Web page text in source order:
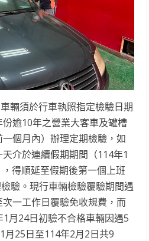
輛須於行車執照指定檢驗日期
逾10年之營業大客車及罐槽
個月內）辦理定期檢驗，如
介於連續假期期間（114年1
得順延至假期後第一個上班
驗。現行車輛檢驗覆驗期間遇
一工作日覆驗免收規費，而
月24日初驗不合格車輛因遇5
月25日至114年2月2日共9